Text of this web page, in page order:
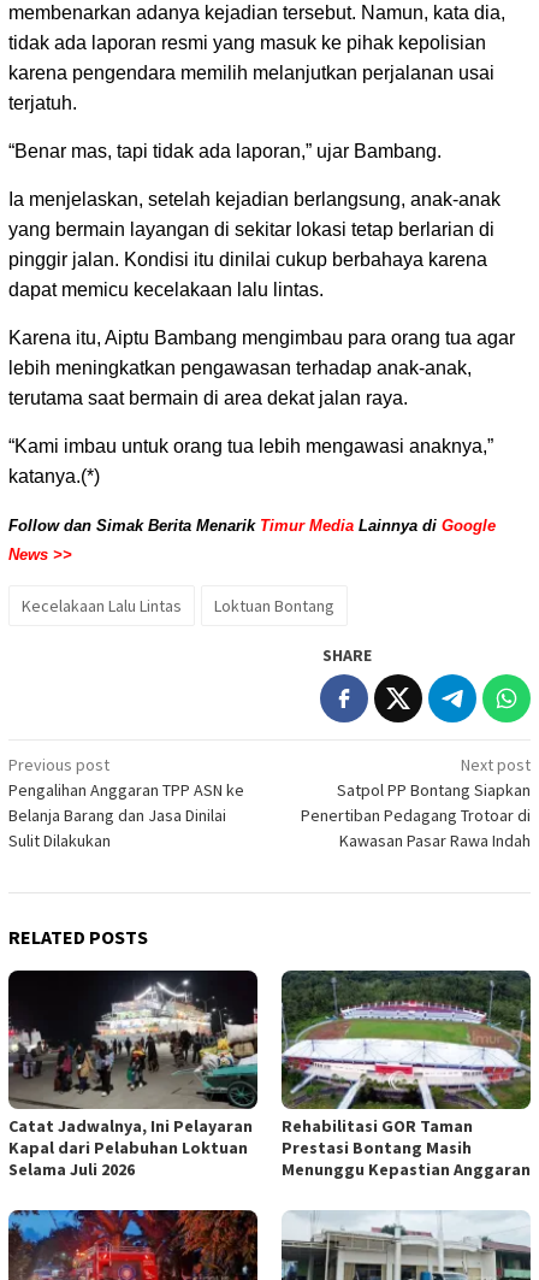
membenarkan adanya kejadian tersebut. Namun, kata dia,
tidak ada laporan resmi yang masuk ke pihak kepolisian
karena pengendara memilih melanjutkan perjalanan usai
terjatuh.
“Benar mas, tapi tidak ada laporan,” ujar Bambang.
Ia menjelaskan, setelah kejadian berlangsung, anak-anak
yang bermain layangan di sekitar lokasi tetap berlarian di
pinggir jalan. Kondisi itu dinilai cukup berbahaya karena
dapat memicu kecelakaan lalu lintas.
Karena itu, Aiptu Bambang mengimbau para orang tua agar
lebih meningkatkan pengawasan terhadap anak-anak,
terutama saat bermain di area dekat jalan raya.
“Kami imbau untuk orang tua lebih mengawasi anaknya,”
katanya.(*)
Follow dan Simak Berita Menarik Timur Media Lainnya di Google
News >>
Kecelakaan Lalu Lintas Loktuan Bontang
SHARE
Post
navigation
Previous post
Pengalihan Anggaran TPP ASN ke
Belanja Barang dan Jasa Dinilai
Sulit Dilakukan
Next post
Satpol PP Bontang Siapkan
Penertiban Pedagang Trotoar di
Kawasan Pasar Rawa Indah
RELATED POSTS
Catat Jadwalnya, Ini Pelayaran
Kapal dari Pelabuhan Loktuan
Selama Juli 2026
Rehabilitasi GOR Taman
Prestasi Bontang Masih
Menunggu Kepastian Anggaran